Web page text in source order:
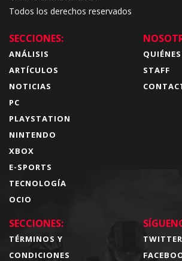
Todos los derechos reservados
SECCIONES:
ANÁLISIS
ARTÍCULOS
NOTICIAS
PC
PLAYSTATION
NINTENDO
XBOX
E-SPORTS
TECNOLOGÍA
OCIO
STAFF
SECCIONES:
TÉRMINOS Y
CONDICIONES
TWITTER